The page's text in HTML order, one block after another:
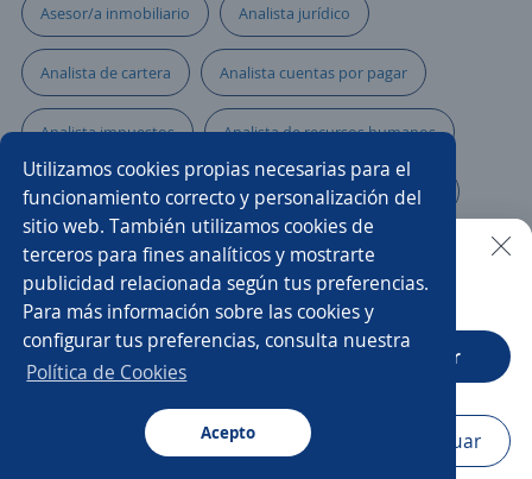
Utilizamos cookies propias necesarias para el
funcionamiento correcto y personalización del
sitio web. También utilizamos cookies de
terceros para fines analíticos y mostrarte
publicidad relacionada según tus preferencias.
Para más información sobre las cookies y
configurar tus preferencias, consulta nuestra
Política de Cookies
Acepto
Asesor/a inmobiliario Analista jurídico
Analista de cartera Analista cuentas por pagar
Analista impuestos Analista de recursos humanos
Promotor/a de cambaceo Especialista en selección
Analista de desarrollo Analista
Analista de seguridad social Auxiliares de enfermería
Analista de laboratorio
Analista de costos
Buscar es más fácil en la app
CT App Abrir
Navegador Continuar